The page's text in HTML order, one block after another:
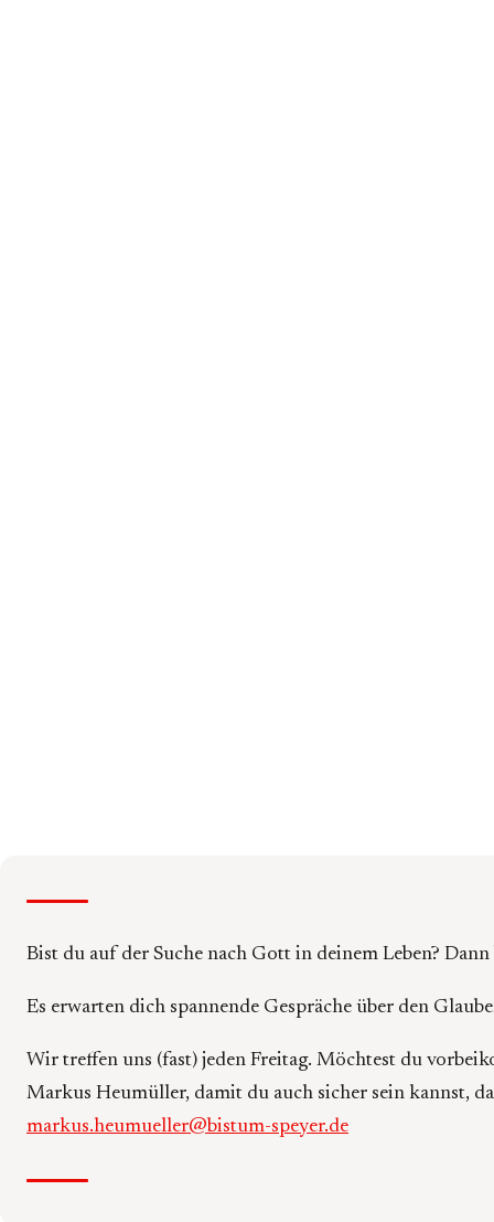
Bist du auf der Suche nach Gott in deinem Leben?
Es erwarten dich spannende Gespräche über den
Wir treffen uns (fast) jeden Freitag. Möchtest du
Markus Heumüller, damit du auch sicher sein kannst,
markus.heumueller@bistum-speyer.de